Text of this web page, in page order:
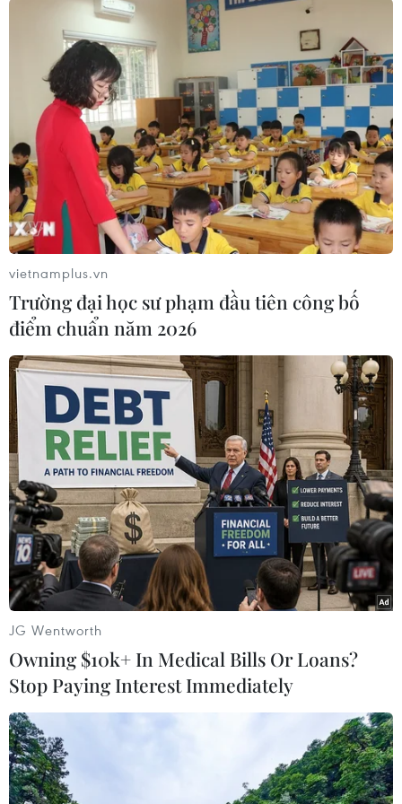
Theo dõi VietnamPlus
TIN LIÊN QUAN
RBS bổ nhiệm nữ CEO đầu tiên trong Tốp
4 ngân hàng hàng đầu của Anh
20/09/2019 12:48
Ngân hàng RBS của Anh ngày 20/9 đã bổ nhiệm bà
Alison Rose vào vị trí Giám đốc điều hành (CEO) của
ngân hàng, qua đó giúp bà Alison Rose trở thành nữ
lãnh đạo đầu tiên của một ngân hàng lớn ở Anh.
vietnamplus.vn
Trường đại học sư phạm đầu tiên công bố
điểm chuẩn năm 2026
JG Wentworth
Owning $10k+ In Medical Bills Or Loans?
Stop Paying Interest Immediately